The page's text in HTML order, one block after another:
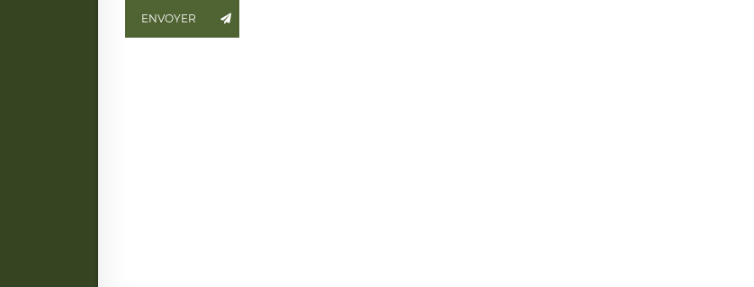
responsable de traitement est la société LÉGAVOX, sis 9 rue Léopold Sédar Senghor, joignable à l’adresse mail :
ENVOYER